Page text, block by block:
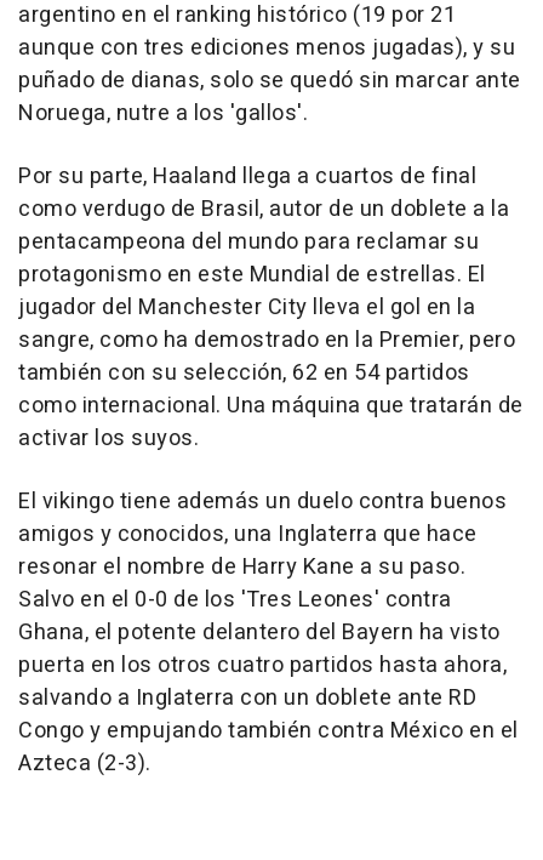
argentino en el ranking histórico (19 por 21
aunque con tres ediciones menos jugadas), y su
puñado de dianas, solo se quedó sin marcar ante
Noruega, nutre a los 'gallos'.
Por su parte, Haaland llega a cuartos de final
como verdugo de Brasil, autor de un doblete a la
pentacampeona del mundo para reclamar su
protagonismo en este Mundial de estrellas. El
jugador del Manchester City lleva el gol en la
sangre, como ha demostrado en la Premier, pero
también con su selección, 62 en 54 partidos
como internacional. Una máquina que tratarán de
activar los suyos.
El vikingo tiene además un duelo contra buenos
amigos y conocidos, una Inglaterra que hace
resonar el nombre de Harry Kane a su paso.
Salvo en el 0-0 de los 'Tres Leones' contra
Ghana, el potente delantero del Bayern ha visto
puerta en los otros cuatro partidos hasta ahora,
salvando a Inglaterra con un doblete ante RD
Congo y empujando también contra México en el
Azteca (2-3).